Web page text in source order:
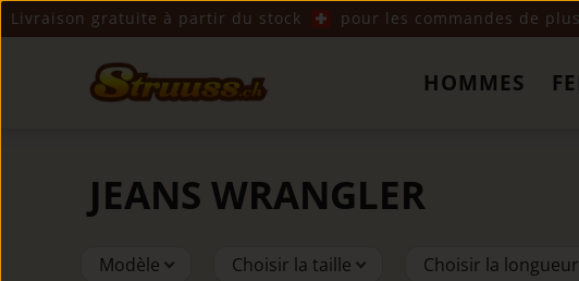
Livraison gratuite à partir du stock pour les commandes de
HOMMES
JEANS WRANGLER
Modèle Choisir la taille Choisir la longueur